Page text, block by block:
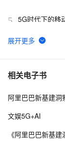
5 5G时代下的移
6 2G、3G、4G
7 5G的要求和主
8 LTE-NR 双连
相关电子书
阿里巴巴新基建
文娱5G+AI
《阿里巴巴新基